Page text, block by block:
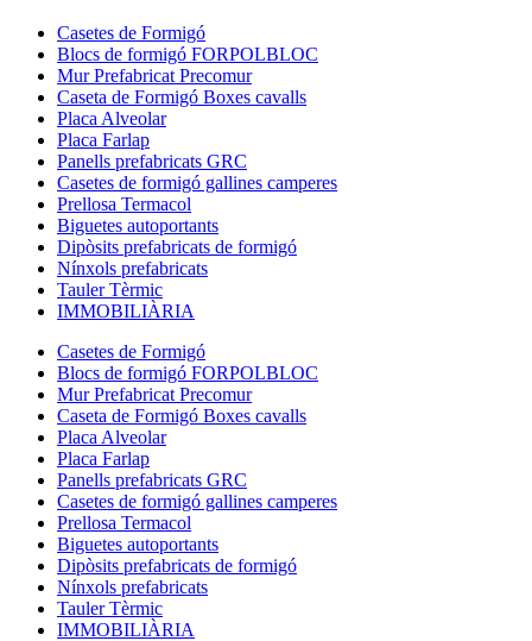
Casetes de Formigó
Blocs de formigó FORPOLBLOC
Mur Prefabricat Precomur
Caseta de Formigó Boxes cavalls
Placa Alveolar
Placa Farlap
Panells prefabricats GRC
Casetes de formigó gallines camperes
Prellosa Termacol
Biguetes autoportants
Dipòsits prefabricats de formigó
Nínxols prefabricats
Tauler Tèrmic
IMMOBILIÀRIA
Casetes de Formigó
Blocs de formigó FORPOLBLOC
Mur Prefabricat Precomur
Caseta de Formigó Boxes cavalls
Placa Alveolar
Placa Farlap
Panells prefabricats GRC
Casetes de formigó gallines camperes
Prellosa Termacol
Biguetes autoportants
Dipòsits prefabricats de formigó
Nínxols prefabricats
Tauler Tèrmic
IMMOBILIÀRIA